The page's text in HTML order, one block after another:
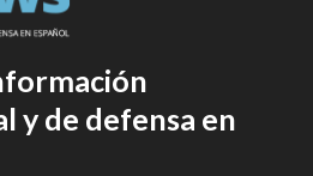
y de defensa en